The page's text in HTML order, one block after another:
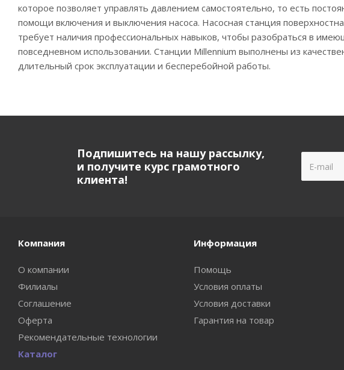
которое позволяет управлять давлением самостоятельно, то есть
помощи включения и выключения насоса. Насосная станция
требует наличия профессиональных навыков, чтобы разобраться в
повседневном использовании. Станции Millennium выполнены из
длительный срок эксплуатации и бесперебойной работы.
Подпишитесь на нашу рассылку,
и получите курс грамотного
клиента!
Компания
О компании
Филиалы
Соглашение
Оферта
Рекомендательные технологии
Информация
Помощь
Условия оплаты
Условия доставки
Гарантия на товар
Каталог